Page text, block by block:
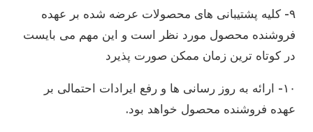
۹- کلیه پشتیبانی های محصولات عرضه شده بر عهده
فروشنده محصول مورد نظر است و این مهم می بایست
در کوتاه ترین زمان ممکن صورت پذیرد
۱۰- ارائه به روز رسانی ها و رفع ایرادات احتمالی بر
عهده فروشنده محصول خواهد بود.